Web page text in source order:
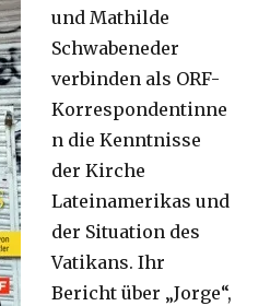
und Mathilde
Schwabeneder
verbinden als ORF-
Korrespondentinne
n die Kenntnisse
der Kirche
Lateinamerikas und
der Situation des
Vatikans. Ihr
Bericht über „Jorge“,